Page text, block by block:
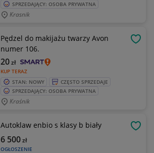
SPRZEDAJĄCY: OSOBA PRYWATNA
Krasnik
Pędzel do makijażu twarzy Avon
numer 106.
KUP TERAZ
20zł
STAN: NOWY
CZĘSTO SPRZEDAJE
SPRZEDAJĄCY: OSOBA PRYWATNA
Kraśnik
Autoklaw enbio s klasy b biały
OGŁOSZENIE
6 500zł